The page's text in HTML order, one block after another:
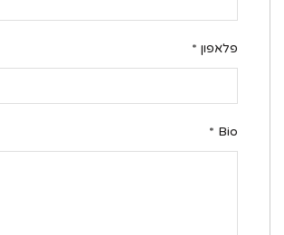
פלאפון *
Bio
*